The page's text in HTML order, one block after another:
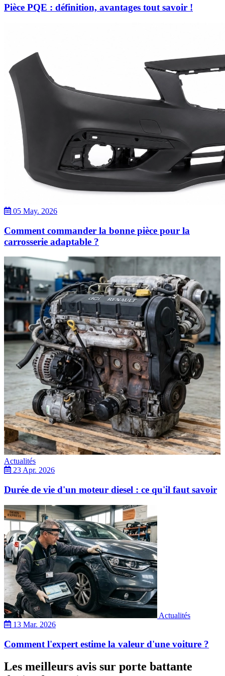
Pièce PQE : définition, avantages tout savoir !
05 May. 2026
Comment commander la bonne pièce pour la
carrosserie adaptable ?
Actualités
23 Apr. 2026
Durée de vie d'un moteur diesel : ce qu'il faut savoir
Actualités
13 Mar. 2026
Comment l'expert estime la valeur d'une voiture ?
Les meilleurs avis sur porte battante